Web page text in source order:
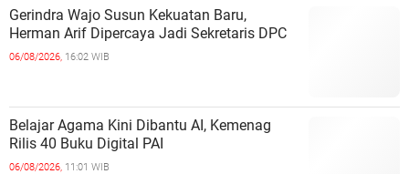
Gerindra Wajo Susun Kekuatan Baru,
Herman Arif Dipercaya Jadi Sekretaris DPC
06/08/2026, 16:02 WIB
Belajar Agama Kini Dibantu AI, Kemenag
Rilis 40 Buku Digital PAI
06/08/2026, 11:01 WIB